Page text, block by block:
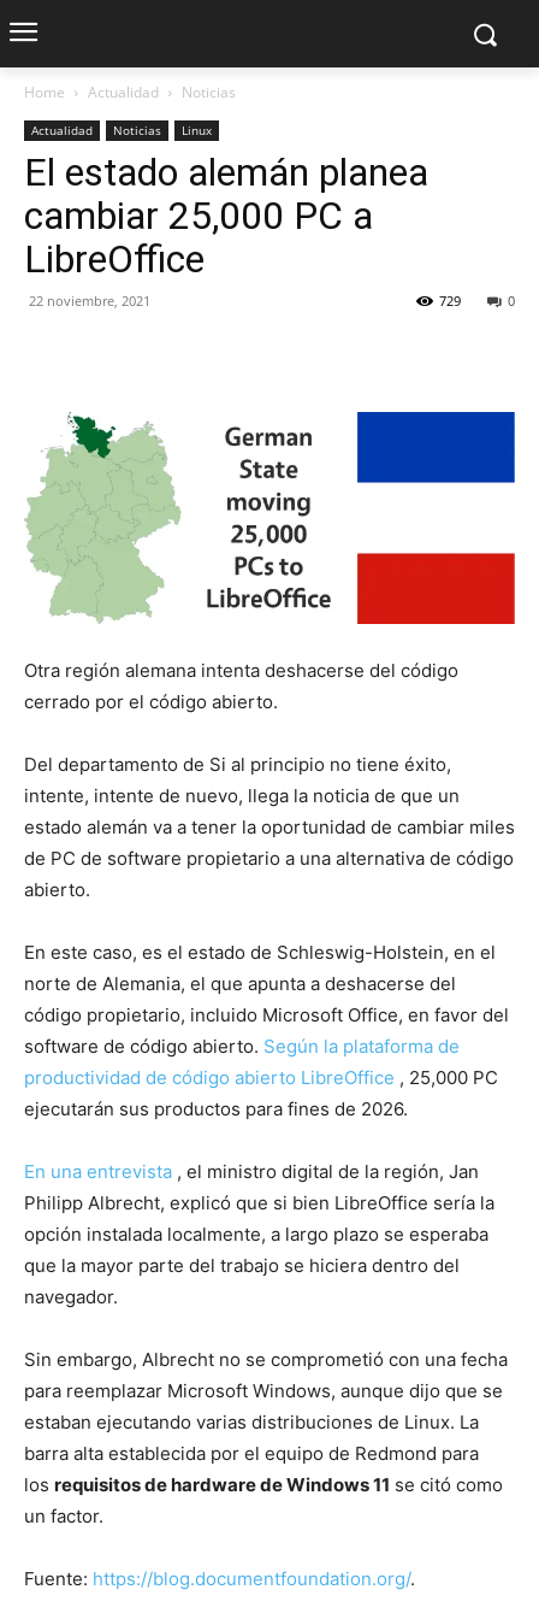
Home Actualidad Noticias
Actualidad Noticias Linux
El estado alemán planea
cambiar 25,000 PC a
LibreOffice
22 noviembre, 2021 0
729
Otra región alemana intenta deshacerse del código
cerrado por el código abierto.
Del departamento de Si al principio no tiene éxito,
intente, intente de nuevo, llega la noticia de que un
estado alemán va a tener la oportunidad de cambiar miles
de PC de software propietario a una alternativa de código
abierto.
En este caso, es el estado de Schleswig-Holstein, en el
norte de Alemania, el que apunta a deshacerse del
código propietario, incluido Microsoft Office, en favor del
software de código abierto. Según la plataforma de
productividad de código abierto LibreOffice , 25,000 PC
ejecutarán sus productos para fines de 2026.
En una entrevista , el ministro digital de la región, Jan
Philipp Albrecht, explicó que si bien LibreOffice sería la
opción instalada localmente, a largo plazo se esperaba
que la mayor parte del trabajo se hiciera dentro del
navegador.
Sin embargo, Albrecht no se comprometió con una fecha
para reemplazar Microsoft Windows, aunque dijo que se
estaban ejecutando varias distribuciones de Linux. La
barra alta establecida por el equipo de Redmond para
los requisitos de hardware de Windows 11 se citó como
un factor.
Fuente: https://blog.documentfoundation.org/.